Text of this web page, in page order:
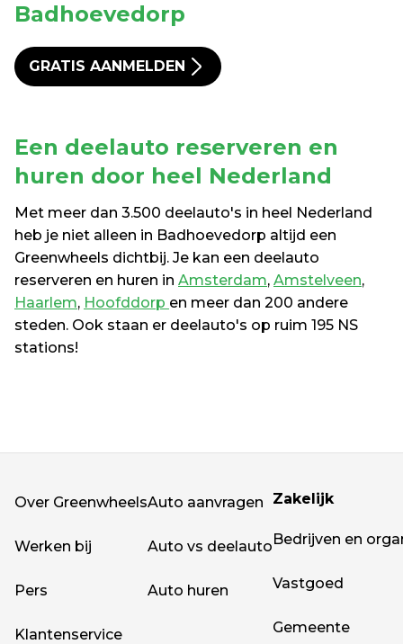
Badhoevedorp
GRATIS AANMELDEN
Een deelauto reserveren en
huren door heel Nederland
Met meer dan 3.500 deelauto's in heel Nederland
heb je niet alleen in Badhoevedorp altijd een
Greenwheels dichtbij. Je kan een deelauto
reserveren en huren in Amsterdam, Amstelveen
Haarlem, Hoofddorp en meer dan 200 andere
steden. Ook staan er deelauto's op ruim 195 NS
stations!
Over Greenwheels
Werken bij
Pers
Klantenservice
Auto aanvragen
Auto vs deelauto
Auto huren
Zakelijk
Bedrijven en
Vastgoed
Gemeente